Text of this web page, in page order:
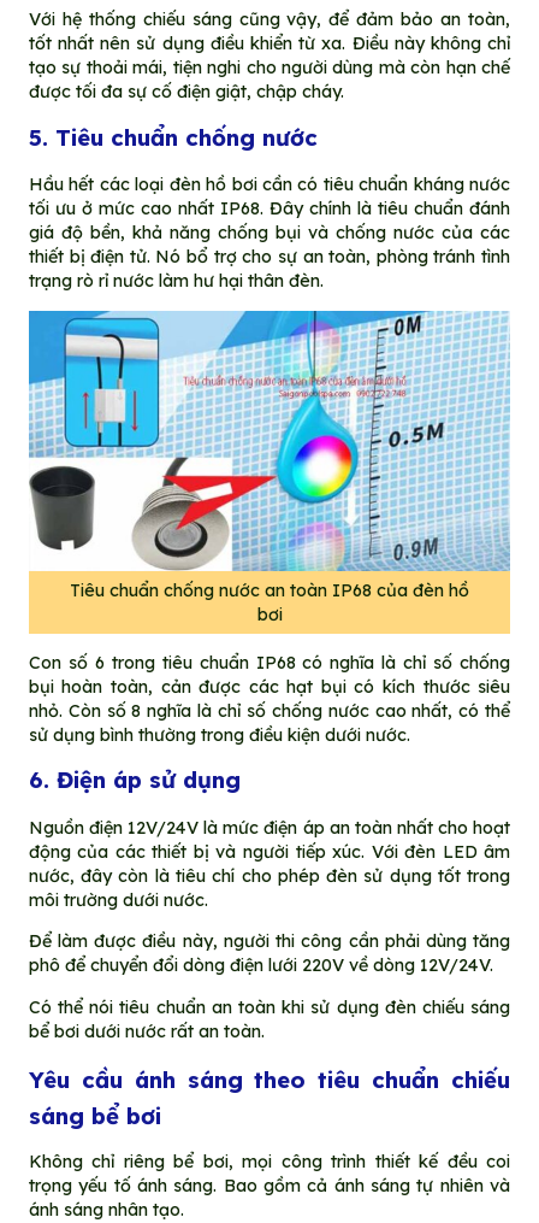
Với hệ thống chiếu sáng cũng vậy, để đảm bảo an toàn,
tốt nhất nên sử dụng điều khiển từ xa. Điều này không chỉ
tạo sự thoải mái, tiện nghi cho người dùng mà còn hạn chế
được tối đa sự cố điện giật, chập cháy.
5. Tiêu chuẩn chống nước
Hầu hết các loại đèn hồ bơi cần có tiêu chuẩn kháng nước
tối ưu ở mức cao nhất IP68. Đây chính là tiêu chuẩn đánh
giá độ bền, khả năng chống bụi và chống nước của các
thiết bị điện tử. Nó bổ trợ cho sự an toàn, phòng tránh tình
trạng rò rỉ nước làm hư hại thân đèn.
Tiêu chuẩn chống nước an toàn IP68 của đèn hồ
bơi
Con số 6 trong tiêu chuẩn IP68 có nghĩa là chỉ số chống
bụi hoàn toàn, cản được các hạt bụi có kích thước siêu
nhỏ. Còn số 8 nghĩa là chỉ số chống nước cao nhất, có thể
sử dụng bình thường trong điều kiện dưới nước.
6. Điện áp sử dụng
Nguồn điện 12V/24V là mức điện áp an toàn nhất cho hoạt
động của các thiết bị và người tiếp xúc. Với đèn LED âm
nước, đây còn là tiêu chí cho phép đèn sử dụng tốt trong
môi trường dưới nước.
Để làm được điều này, người thi công cần phải dùng tăng
phô để chuyển đổi dòng điện lưới 220V về dòng 12V/24V.
Có thể nói tiêu chuẩn an toàn khi sử dụng đèn chiếu sáng
bể bơi dưới nước rất an toàn.
Yêu cầu ánh sáng theo tiêu chuẩn chiếu
sáng bể bơi
Không chỉ riêng bể bơi, mọi công trình thiết kế đều coi
trọng yếu tố ánh sáng. Bao gồm cả ánh sáng tự nhiên và
ánh sáng nhân tạo.